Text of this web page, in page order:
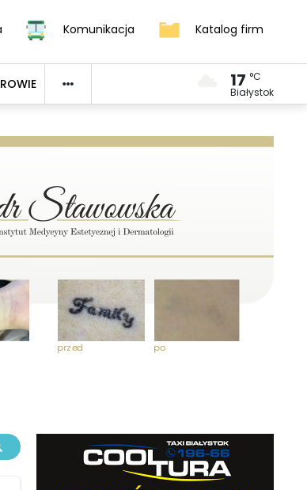
Komunikacja Katalog firm
17 °C
Białystok